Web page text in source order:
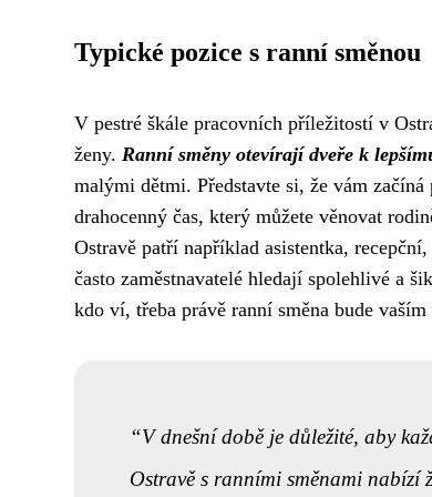
Typické pozice s ranní směnou
V pestré škále pracovních příležitostí v
ženy. Ranní směny otevírají dveře k
malými dětmi. Představte si, že vám
drahocenný čas, který můžete věnovat
Ostravě patří například asistentka,
často zaměstnavatelé hledají spolehlivé a
kdo ví, třeba právě ranní směna bude
V dnešní době je důležité, aby
Ostravě s ranními směnami nabízí